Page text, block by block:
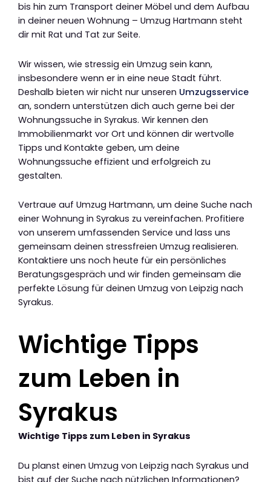
bis hin zum Transport deiner Möbel und dem Aufbau
in deiner neuen Wohnung – Umzug Hartmann steht
dir mit Rat und Tat zur Seite.
Wir wissen, wie stressig ein Umzug sein kann,
insbesondere wenn er in eine neue Stadt führt.
Deshalb bieten wir nicht nur unseren Umzugsservice
an, sondern unterstützen dich auch gerne bei der
Wohnungssuche in Syrakus. Wir kennen den
Immobilienmarkt vor Ort und können dir wertvolle
Tipps und Kontakte geben, um deine
Wohnungssuche effizient und erfolgreich zu
gestalten.
Vertraue auf Umzug Hartmann, um deine Suche nach
einer Wohnung in Syrakus zu vereinfachen. Profitiere
von unserem umfassenden Service und lass uns
gemeinsam deinen stressfreien Umzug realisieren.
Kontaktiere uns noch heute für ein persönliches
Beratungsgespräch und wir finden gemeinsam die
perfekte Lösung für deinen Umzug von Leipzig nach
Syrakus.
Wichtige Tipps
zum Leben in
Syrakus
Wichtige Tipps zum Leben in Syrakus
Du planst einen Umzug von Leipzig nach Syrakus und
bist auf der Suche nach nützlichen Informationen?